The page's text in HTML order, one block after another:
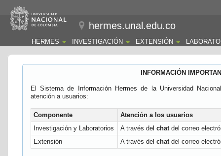
hermes.unal.edu.co
HERMES INVESTIGACIÓN EXTENSIÓN
INFORMACIÓN
El Sistema de Información Hermes de la Universidad
atención a usuarios:
Componente
Atención a los usuarios
Investigación y Laboratorios
A través del chatdel correo
Extensión
A través del chatdel correo